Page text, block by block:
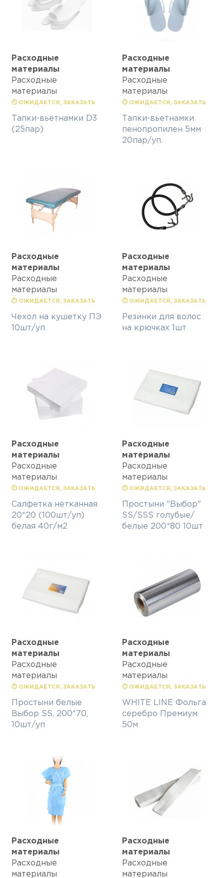
Расходные
материалы
Расходные
материалы
⏱ ОЖИДАЕТСЯ, ЗАКАЗАТЬ
Тапки-вьетнамки D3
(25пар)
Расходные
материалы
Расходные
материалы
⏱ ОЖИДАЕТСЯ, ЗАКАЗАТЬ
Тапки-вьетнамки
пенопропилен 5мм
20пар/уп.
Расходные
материалы
Расходные
материалы
⏱ ОЖИДАЕТСЯ, ЗАКАЗАТЬ
Чехол на кушетку ПЭ
10шт/уп.
Расходные
материалы
Расходные
материалы
⏱ ОЖИДАЕТСЯ, ЗАКАЗАТЬ
Резинки для волос
на крючках 1шт
Расходные
материалы
Расходные
материалы
⏱ ОЖИДАЕТСЯ, ЗАКАЗАТЬ
Салфетка нетканная
20*20 (100шт/уп)
белая 40г/м2
Расходные
материалы
Расходные
материалы
⏱ ОЖИДАЕТСЯ, ЗАКАЗАТЬ
Простыни "Выбор"
SS/SSS голубые/
белые 200*80 10шт
Расходные
материалы
Расходные
материалы
⏱ ОЖИДАЕТСЯ, ЗАКАЗАТЬ
Простыни белые
Выбор SS, 200*70,
10шт/уп
Расходные
материалы
Расходные
материалы
⏱ ОЖИДАЕТСЯ, ЗАКАЗАТЬ
WHITE LINE Фольга
серебро Премиум
50м
Расходные
материалы
Расходные
материалы
Расходные
материалы
Расходные
материалы